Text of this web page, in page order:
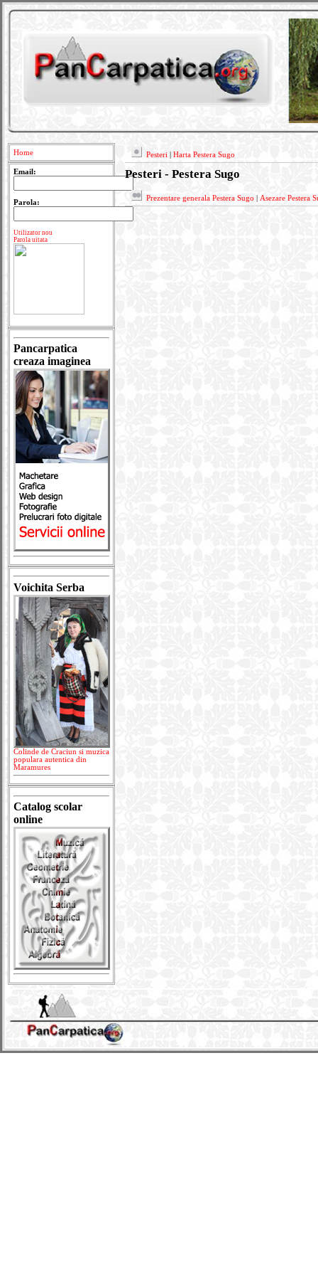
Home
Email:
Parola:
Utilizator nou
Parola uitata
Pancarpatica
creaza imaginea
Voichita Serba
Colinde de Craciun si muzica
populara autentica din
Maramures
Catalog scolar
online
Pesteri Harta Pestera Sugo
Pesteri - Pestera Sugo
Prezentare generala Pestera Sugo Asezare Pestera